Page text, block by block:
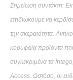
Σημείωση συντάκτη:
επιδιώκουμε να
την ακεραιότητα.
κορυφαία προϊόντα
συγκεκριμένα τα
Access. Ωστόσο, οι